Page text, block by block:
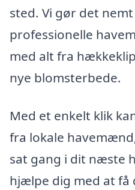
sted. Vi gør det
professionelle
med alt fra
nye blomsterbede.
Med et enkelt klik
fra lokale
sat gang i dit næste
hjælpe dig med at få